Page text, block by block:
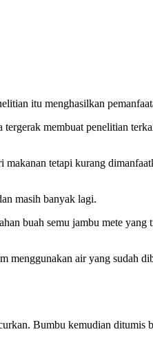
itu menghasilkan
membuat penelitian
tetapi kurang
masih banyak lagi.
buah semu jambu mete yang
menggunakan air yang sudah
Bumbu kemudian ditumis